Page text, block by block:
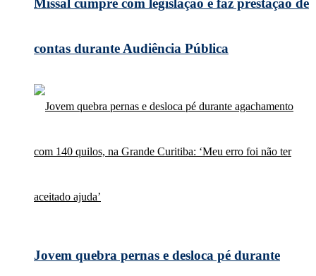
contas durante Audiência Pública
Jovem quebra pernas e desloca pé durante